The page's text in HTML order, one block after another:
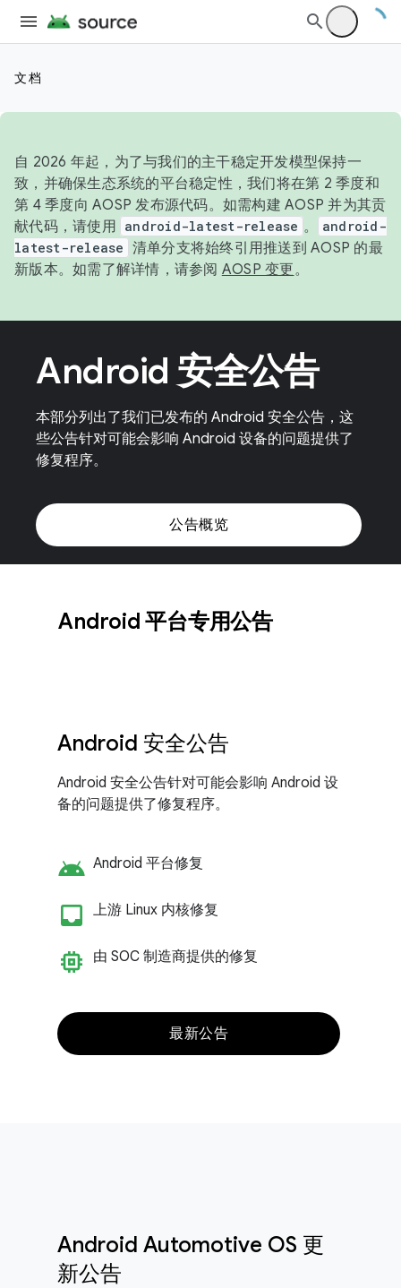
文档
自 2026 年起，为了与我们的主干稳定开发模型保持一
致，并确保生态系统的平台稳定性，我们将在第 2 季度和
第 4 季度向 AOSP 发布源代码。如需构建 AOSP 并为其贡
献代码，请使用 android-latest-release 。
android-
latest-release 清单分支将始终引用推送到 AOSP 的最
新版本。如需了解详情，请参阅 AOSP 变更。
Android 安全公告
本部分列出了我们已发布的 Android 安全公告，这
些公告针对可能会影响 Android 设备的问题提供了
修复程序。
公告概览
Android 平台专用公告
Android 安全公告
Android 安全公告针对可能会影响 Android 设
备的问题提供了修复程序。
android Android 平台修复
inbox_customize
上游 Linux 内核修复
memory 由 SOC 制造商提供的修复
最新公告
Android Automotive OS 更
新公告